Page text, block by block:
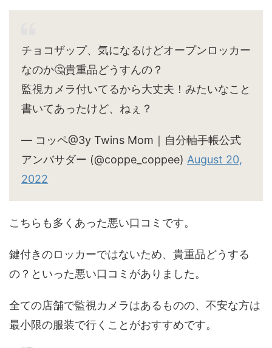
チョコザップ、気になるけどオープンロッカー
なのか🤔貴重品どうすんの？
監視カメラ付いてるから大丈夫！みたいなこと
書いてあったけど、ねぇ？
— コッペ@3y Twins Mom｜自分軸手帳公式
アンバサダー (@coppe_coppee) August 20,
2022
こちらも多くあった悪い口コミです。
鍵付きのロッカーではないため、貴重品どうする
の？といった悪い口コミがありました。
全ての店舗で監視カメラはあるものの、不安な方は
最小限の服装で行くことがおすすめです。